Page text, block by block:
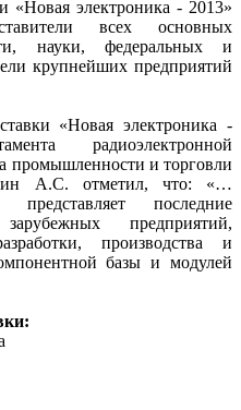
«Новая электроника - 2013»
всех основных
науки, федеральных и
крупнейших предприятий
«Новая электроника -
радиоэлектронной
промышленности и торговли
А.С. отметил, что: «…
представляет последние
зарубежных предприятий,
производства и
базы и модулей